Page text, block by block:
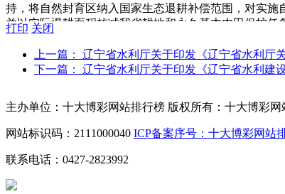
持，将自然封育区纳入国家生态退耕补偿范围，对实
并以实际退耕面积核减我省耕地和永久基本农田保护
省林草局配合；完成时限：2021年12月底前）
10.加强湿地生态系统保护修复。按照自然生态系
11.加强生物多样性保护。加强对辽河国家公园内
危物种重点分布区，建设供野生动物穿越公路、水系
任单位：省生态环境厅、省自然资源厅、省水利厅、省
12.提升水质净化和水源涵养能力。实施严格的水
表蓄水能力。建立水源地、入河排污口、河段、重点
打印 关闭
上一篇： 辽宁省水利厅关于印发《辽宁省水利
下一篇： 辽宁省水利厅关于印发《辽宁省水利建
主办单位：十大博彩网站排行榜 版权所有：十大博彩网
网站标识码：2111000040 ICP备案序号：十大博彩网站
联系电话：0427-2823992